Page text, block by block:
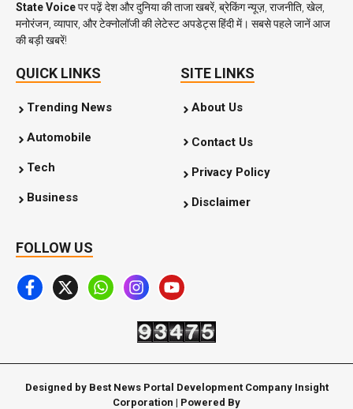
State Voiceपर पढ़ें देश और दुनिया की ताजा खबरें, ब्रेकिंग न्यूज़, राजनीति, खेल,
मनोरंजन, व्यापार, और टेक्नोलॉजी की लेटेस्ट अपडेट्स हिंदी में। सबसे पहले जानें आज
की बड़ी खबरें!
QUICK LINKS
Trending News
Automobile
Tech
Business
SITE LINKS
About Us
Contact Us
Privacy Policy
Disclaimer
FOLLOW US
Designed by Best News Portal Development Company Insight
Corporation | Powered By